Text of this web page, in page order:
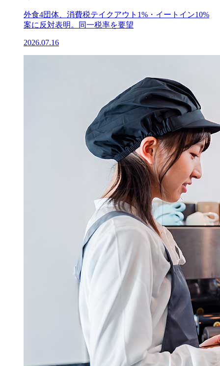
外食4団体、消費税テイクアウト1%・イートイン10%
案に反対表明。同一税率を要望
2026.07.16